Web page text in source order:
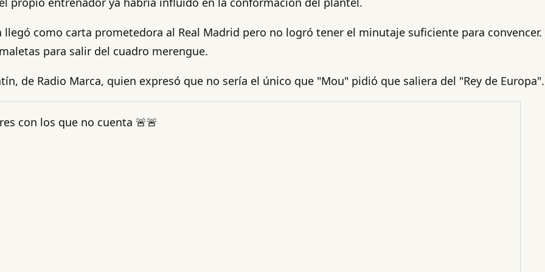
como carta prometedora al Real Madrid pero no logró tener el minutaje suficiente para convencer.
para salir del cuadro merengue.
de Radio Marca, quien expresó que no sería el único que "Mou" pidió que saliera del "Rey de Europa".
con los que no cuenta 🚨🚨